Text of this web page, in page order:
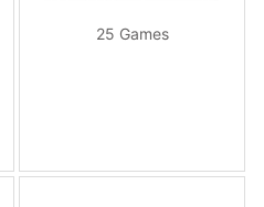
25 Games